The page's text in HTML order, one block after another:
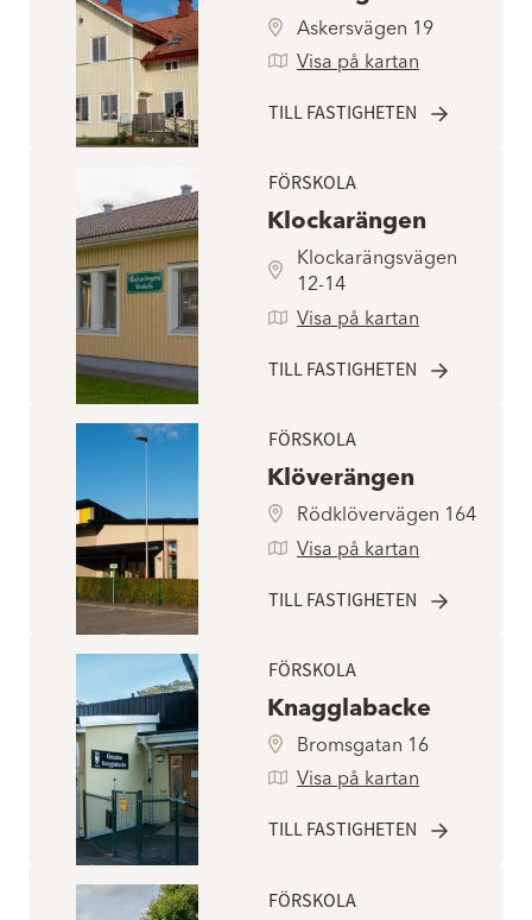
Askersvägen 19
Visa på kartan
TILL FASTIGHETEN
FÖRSKOLA
Klockarängen
Klockarängsvägen
12-14
Visa på kartan
TILL FASTIGHETEN
FÖRSKOLA
Klöverängen
Rödklövervägen 164
Visa på kartan
TILL FASTIGHETEN
FÖRSKOLA
Knagglabacke
Bromsgatan 16
Visa på kartan
TILL FASTIGHETEN
FÖRSKOLA